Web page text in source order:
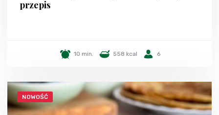
przepis
10 min. 558 kcal 6
NOWOŚĆ